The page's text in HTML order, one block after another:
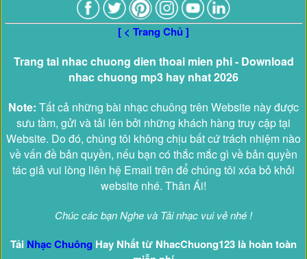
[ < Trang Chủ ]
Trang tai nhac chuong dien thoai mien phi - Download
nhac chuong mp3 hay nhat 2026
Note: Tất cả những bài nhạc chuông trên Website này được
sưu tầm, gửi và tải lên bởi những khách hàng truy cập tại
Website. Do đó, chúng tôi không chịu bất cứ trách nhiệm nào
về vấn đề bản quyền, nếu bạn có thắc mắc gì về bản quyền
tác giả vui lòng liên hệ Email trên để chúng tôi xóa bỏ khỏi
website nhé. Thân Ái!
Chúc các bạn Nghe và Tải nhạc vui vẻ nhé !
Tải Nhạc Chuông Hay Nhất từ NhacChuong123 là hoàn toàn